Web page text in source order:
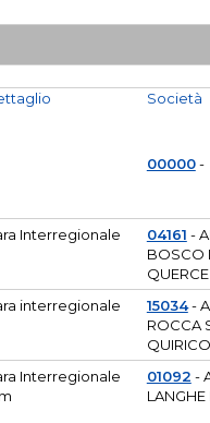
Società
00000-
Interregionale 04161 -
BOSCO
QUERCE
interregionale 15034-
ROCCA
QUIRICO
Interregionale
01092 -
LANGHE